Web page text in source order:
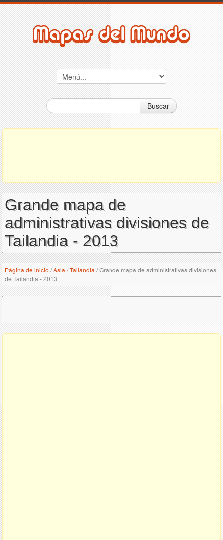
Buscar
Grande mapa de
administrativas divisiones de
Tailandia - 2013
Página de inicio /Asia /Tailandia /Grande mapa de administrativas divisiones
de Tailandia - 2013